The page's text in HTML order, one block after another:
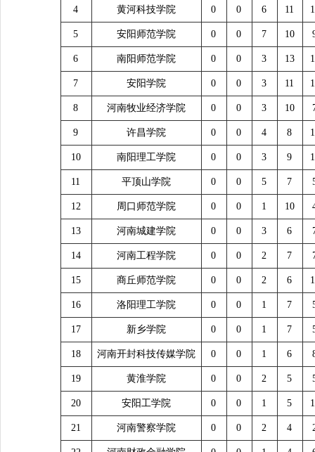
4 黄河科技学院 0 0 6 11
5 安阳师范学院 0 0 7 10
6 南阳师范学院 0 0 3 13
7 安阳学院 0 0 3 11
8 河南牧业经济学院 0 0 3 10
9 许昌学院 0 0 4 8
10 南阳理工学院 0 0 3 9
11 平顶山学院 0 0 5 7
12 周口师范学院 0 0 1 10
13 河南城建学院 0 0 3 6
14 河南工程学院 0 0 2 7
15 商丘师范学院 0 0 2 6
16 洛阳理工学院 0 0 1 7
17 新乡学院 0 0 1 7
18 河南开封科技传媒学院 0 0 1 6
19 黄淮学院 0 0 2 5
20 安阳工学院 0 0 1 5
21 河南警察学院 0 0 2 4